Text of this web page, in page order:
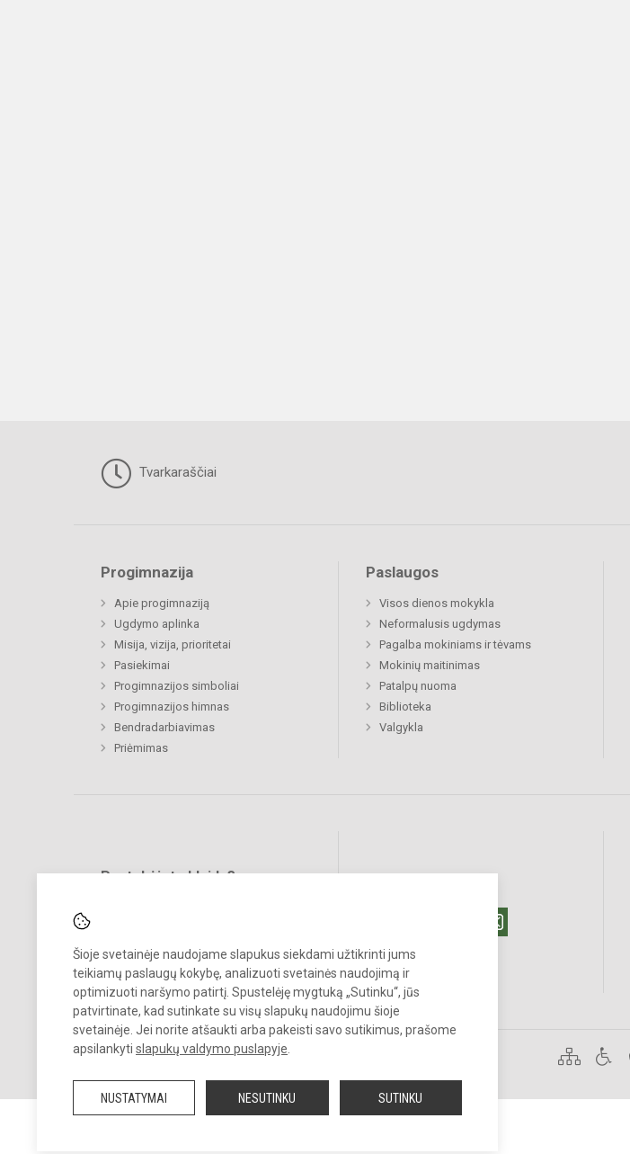
Šioje svetainėje naudojame slapukus siekdami užtikrinti jums
teikiamų paslaugų kokybę, analizuoti svetainės naudojimą ir
optimizuoti naršymo patirtį. Spustelėję mygtuką „Sutinku“, jūs
patvirtinate, kad sutinkate su visų slapukų naudojimu šioje
svetainėje. Jei norite atšaukti arba pakeisti savo sutikimus, prašome
apsilankyti slapukų valdymo puslapyje
NUSTATYMAI NESUTINKU SUTINKU
Tvarkaraščiai
Progimnazija
Apie progimnaziją
Ugdymo aplinka
Misija, vizija, prioritetai
Pasiekimai
Progimnazijos simboliai
Progimnazijos himnas
Bendradarbiavimas
Priėmimas
Paslaugos
Visos dienos mokykla
Neformalusis ugdymas
Pagalba mokiniams ir tėvams
Mokinių maitinimas
Patalpų nuoma
Biblioteka
Valgykla
Pastebėjote klaidų?
© 2026. Šiaulių Salduvės progimnazija. Visos teisės saugomos.